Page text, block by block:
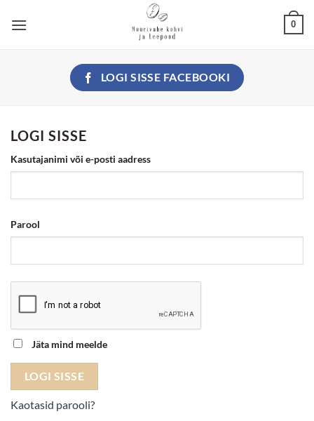
0
LOGI SISSE FACEBOOKI
LOGI SISSE
Kasutajanimi või e-posti aadress
Parool
Jäta mind meelde
LOGI SISSE
Kaotasid parooli?